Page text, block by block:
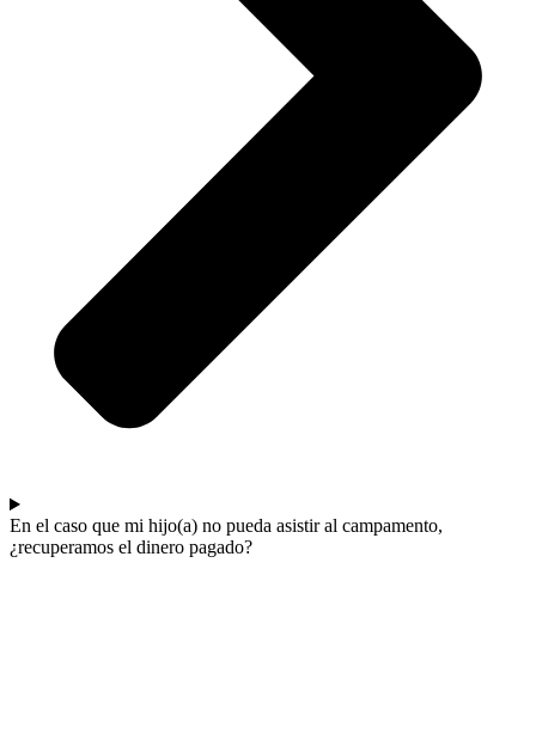
En el caso que mi hijo(a) no pueda asistir al campamento,
¿recuperamos el dinero pagado?